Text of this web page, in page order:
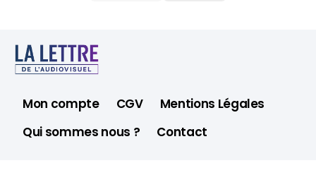
Mon compte CGV
Mentions Légales
Qui sommes nous ?
Contact